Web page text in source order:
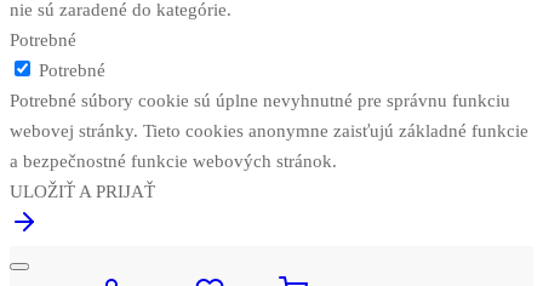
nie sú zaradené do kategórie.
Potrebné
Potrebné
Potrebné súbory cookie sú úplne nevyhnutné pre správnu funkciu
webovej stránky. Tieto cookies anonymne zaisťujú základné funkcie
a bezpečnostné funkcie webových stránok.
ULOŽIŤ A PRIJAŤ